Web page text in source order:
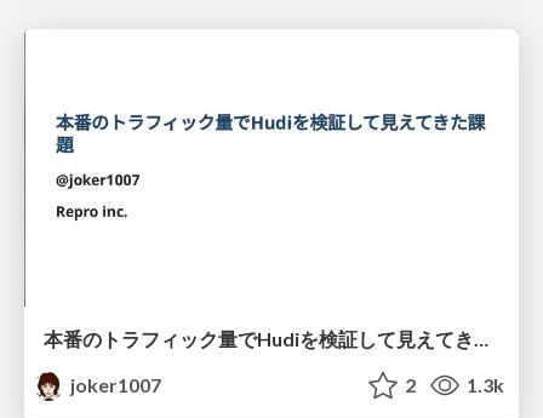
本番のトラフィック量でHudiを検証して見えてきた課題
joker1007
2 1.3k